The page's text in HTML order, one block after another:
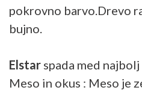
pokrovno barvo.Drevo
bujno.
Elstar spada med
Meso in okus : Meso je